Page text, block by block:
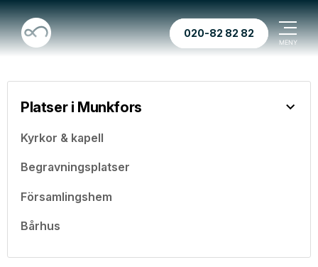
020-82 82 82
Platser i Munkfors
Kyrkor & kapell
Begravningsplatser
Församlingshem
Bårhus